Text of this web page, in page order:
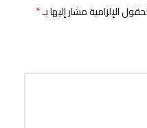
الإلزامية مشار إليها بـ*